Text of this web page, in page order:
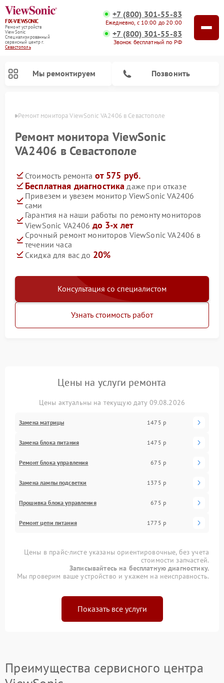
FIX-VIEWSONIC
Ремонт устройств
ViewSonic
Специализированный
cервисный центр г.
Севастополь
+7 (800) 301-55-83
Ежедневно, с 10:00 до 20:00
+7 (800) 301-55-83
Звонок бесплатный по РФ
Мы ремонтируем Позвонить
Ремонт монитора ViewSonic VA2406 в Севастополе
Ремонт монитора ViewSonic
VA2406 в Севастополе
Стоимость ремонта от 575 руб.
Бесплатная диагностика даже при отказе
Привезем и увезем монитор ViewSonic VA2406
сами
Гарантия на наши работы по ремонту мониторов
ViewSonic VA2406 до 3-х лет
Срочный ремонт мониторов ViewSonic VA2406 в
течении часа
Скидка для вас до 20%
Консультация со специалистом
Узнать стоимость работ
Цены на услуги ремонта
Цены актуальны на текущую дату 09.08.2026
Замена матрицы 1475 р
Замена блока питания 1475 р
Ремонт блока управления 675 р
Замена лампы подсветки 1375 р
Прошивка блока управления 675 р
Ремонт цепи питания 1775 р
Цены в прайс-листе указаны ориентировочные, без учета
стоимости запчастей.
Записывайтесь на бесплатную диагностику.
Мы проверим ваше устройство и укажем на неисправность.
Показать все услуги
Преимущества сервисного центра